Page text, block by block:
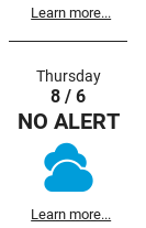
Learn more...
Thursday
8 / 6
NO ALERT
Learn more...